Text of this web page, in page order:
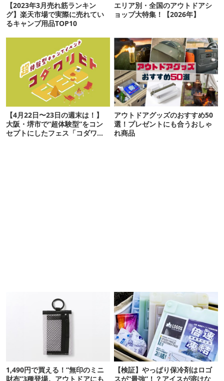
【2023年3月売れ筋ランキン
グ】楽天市場で実際に売れてい
るキャンプ用品TOP10
エリア別・全国のアウトドアシ
ョップ大特集！【2026年】
【4月22日〜23日の週末は！】
大阪・堺市で“超体験型”をコン
セプトにしたフェス「コダワリ
アウトドアグッズのおすすめ50
選！プレゼントにも合うおしゃ
れ商品
1,490円で買える！“無印のミニ
財布”3種登場。アウトドアにも
【検証】やっぱり保冷剤はロゴ
スが“最強”！？アイスが溶けな